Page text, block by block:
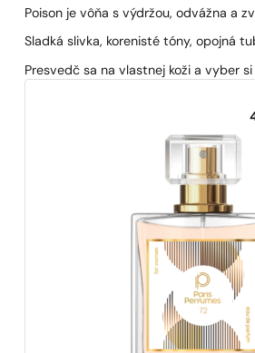
Poison je vôňa s výdržou, odvážna a
Sladká slivka, korenisté tóny, opojná
Presvedč sa na vlastnej koži a vyber